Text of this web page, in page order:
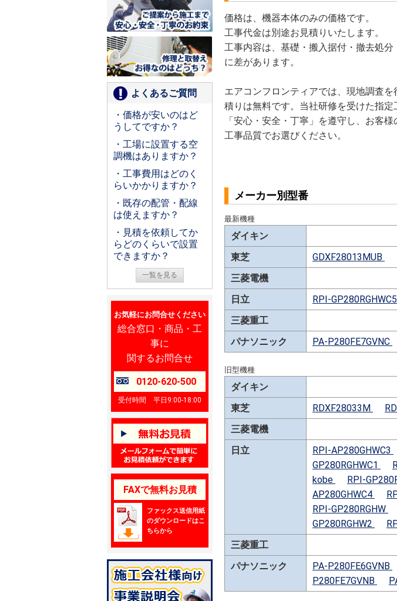
よくあるご質問
・価格が安いのはど
うしてですか？
・工場に設置する空
調機はありますか？
・工事費用はどのく
らいかかりますか？
・既存の配管・配線
は使えますか？
・見積を依頼してか
らどのくらいで設置
できますか？
一覧を見る
お気軽にお問合せください
総合窓口・商品・工
事に
関するお問合せ
0120-620-500
受付時間 平日9:00-18:00
FAXで無料お見積
ファックス送信用紙
のダウンロードはこ
ちらから
価格は、機器本体のみの価格です。
工事代金は別途お見積りいたします。
工事内容は、基礎・搬入据付・撤去処
に差があります。
エアコンフロンティアでは、現地調査
積りは無料です。当社研修を受けた指
「安心・安全・丁寧」を遵守し、お客
工事品質でお選びください。
メーカー別型番
最新機種
ダイキン
東芝
GDXF28013MUB
三菱電機
日立
RPI-GP280RGHWC5
三菱重工
パナソニック
PA-P280FE7GVNC
旧型機種
ダイキン
東芝
RDXF28033M
三菱電機
日立
RPI-AP280GHWC3
GP280RGHWC1
kobe
RPI-
AP280GHWC4
RPI-GP280RGHW
GP280RGHW2
三菱重工
パナソニック
PA-P280FE6GVNB
P280FE7GVNB